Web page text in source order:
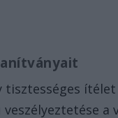
tisztességes
a